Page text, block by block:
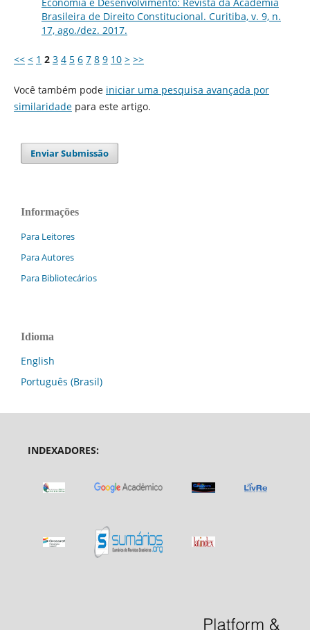
Brasileira de Direito Constitucional. Curitiba, v. 9, n.
17, ago./dez. 2017.
<< < 1 2 3 4 5 6 7 8 9 10 > >>
Você também pode iniciar uma pesquisa avançada por
similaridadepara este artigo.
Enviar Submissão
Informações
Para Leitores
Para Autores
Para Bibliotecários
Idioma
English
Português (Brasil)
INDEXADORES: